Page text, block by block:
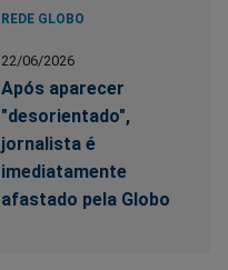
REDE GLOBO
22/06/2026
Após aparecer
"desorientado",
jornalista é
imediatamente
afastado pela Globo